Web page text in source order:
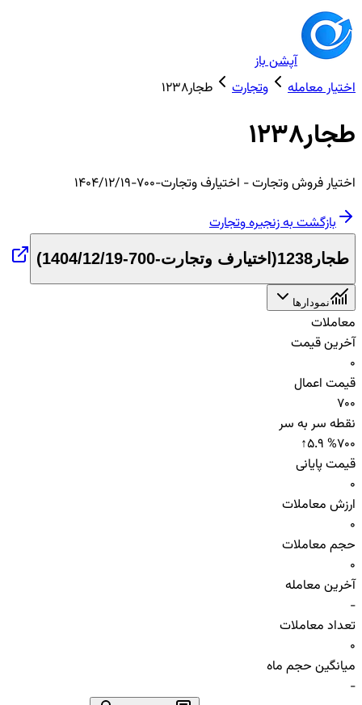
آپشن باز
اختیار معامله
وتجارت طجار1238
طجار1238
اختیارفروشوتجارت- اختیارف وتجارت-700-1404/12/19
بازگشت به زنجیرهوتجارت
طجار1238 ( اختیارف وتجارت-700-1404/12/19 )
نمودارها
معاملات
آخرین قیمت
0
قیمت اعمال
700
نقطه سر به سر
700
↑5.9 %
قیمت پایانی
0
ارزش معاملات
0
حجم معاملات
0
آخرین معامله
-
تعداد معاملات
0
میانگین حجم ماه
-